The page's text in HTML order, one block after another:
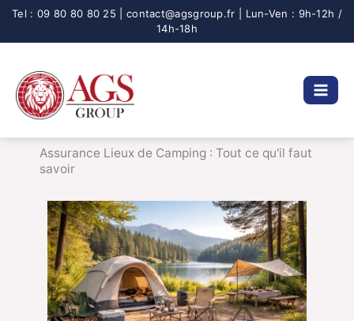
Aller
Assurance Lieux de Camping : Tout ce qu'il faut
savoir